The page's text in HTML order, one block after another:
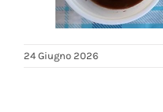
24 Giugno 2026